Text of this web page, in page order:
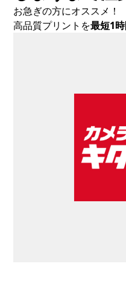
お急ぎの方にオススメ！
高品質プリントを最短1